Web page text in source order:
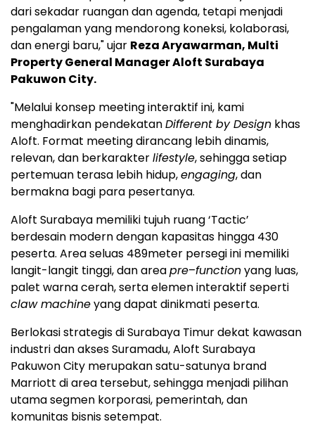
dari sekadar ruangan dan agenda, tetapi menjadi
pengalaman yang mendorong koneksi, kolaborasi,
dan energi baru," ujar Reza Aryawarman, Multi
Property General Manager Aloft Surabaya
Pakuwon City.
"Melalui konsep meeting interaktif ini, kami
menghadirkan pendekatanDifferent by Design khas
Aloft. Format meeting dirancang lebih dinamis,
relevan, dan berkarakterlifestyle, sehingga setiap
pertemuan terasa lebih hidup,engaging, dan
bermakna bagi para pesertanya.
Aloft Surabaya memiliki tujuh ruang ‘Tactic’
berdesain modern dengan kapasitas hingga 430
peserta. Area seluas 489meter persegi ini memiliki
langit-langit tinggi, dan areapre–functionyang luas,
palet warna cerah, serta elemen interaktif seperti
claw machineyang dapat dinikmati peserta.
Berlokasi strategis di Surabaya Timur dekat kawasan
industri dan akses Suramadu, Aloft Surabaya
Pakuwon City merupakan satu-satunya brand
Marriott di area tersebut, sehingga menjadi pilihan
utama segmen korporasi, pemerintah, dan
komunitas bisnis setempat.